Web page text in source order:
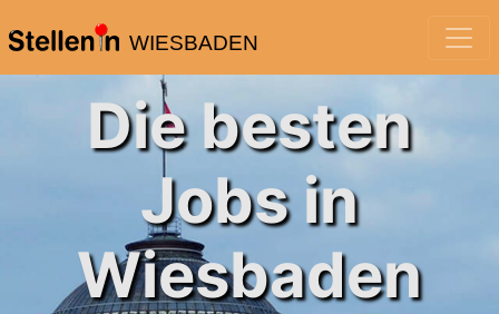
WIESBADEN
Die besten
Jobs in
Wiesbaden